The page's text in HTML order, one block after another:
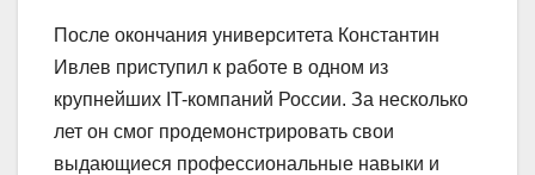
После окончания университета Константин
Ивлев приступил к работе в одном из
крупнейших IT-компаний России. За несколько
лет он смог продемонстрировать свои
выдающиеся профессиональные навыки и